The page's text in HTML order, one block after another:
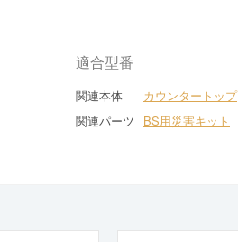
適合型番
関連本体
カウンタートップ
関連パーツ
BS用災害キット